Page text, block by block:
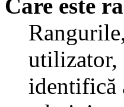
Care este
utilizator,
identifică